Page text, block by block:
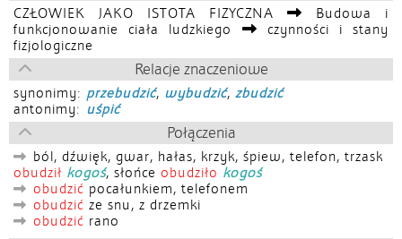
CZŁOWIEK JAKO ISTOTA FIZYCZNA
Budowa i
funkcjonowanie ciała ludzkiego
czynności i stany
fizjologiczne
Relacje znaczeniowe
synonimy: przebudzić, wybudzić, zbudzić
antonimy: uśpić
Połączenia
ból, dźwięk, gwar, hałas, krzyk, śpiew, telefon, trzask
obudził kogoś, słońce obudziło kogoś
obudzić pocałunkiem, telefonem
obudzić ze snu, z drzemki
obudzić rano